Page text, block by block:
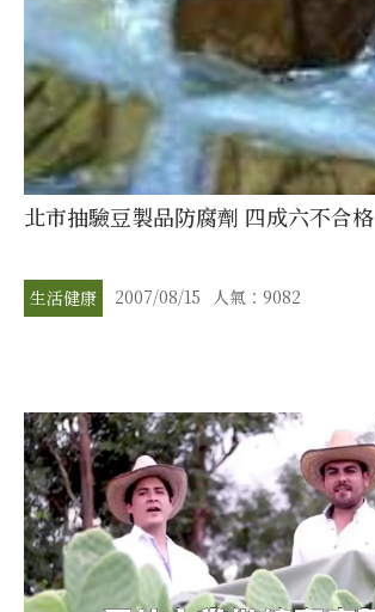
北市抽驗豆製品防腐劑 四成六不合格
生活健康 2007/08/15 人氣：9082